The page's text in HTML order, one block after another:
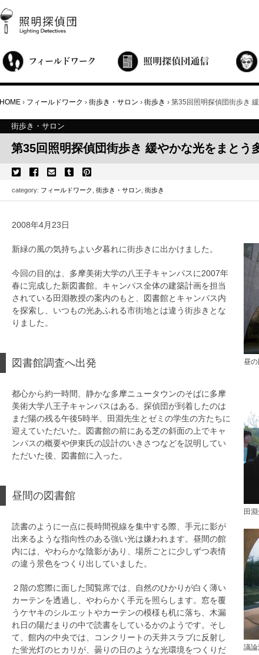
街歩き・サロン
世界都市照明調査
こどもワークショップ
ライトアップニンジャ
夜景ウォッチングツアー
100万人のキャンドルナイト
オンライン活動
アニュアルフォーラム
その他の活動 面出の
照明探
コーヒ
あかり
HOME › フィールドワーク › 街歩き・サロン › 街歩き › 第35回照明探偵団街歩き
街歩き・サロン
第35回照明探偵団街歩き 緩やかな光をまとう
category: フィールドワーク 街歩き・サロン 街歩き
2008年4月23日
昼
田
議論
新緑の風の気持ちよい夕暮れに街歩きに出かけました。
今回の目的は、多摩美術大学の八王子キャンパスに2007年
春に完成した新図書館。キャンパス全体の建築計画を担当
されている田淵教授の案内のもと、図書館とキャンパス内
を探索し、いつもの光あふれる市街地とは違う街歩きとな
りました。
図書館調査へ出発
都心から約一時間、静かな多摩ニュータウンのそばに多摩
美術大学八王子キャンパスはある。探偵団が到着したのは
まだ陽の残る午後5時半、田淵先生とゼミの学生の方たちに
迎えていただいた。図書館の前にある芝の斜面の上でキャ
ンパスの概要や伊東氏の設計のいきさつなどを説明してい
ただいた後、図書館に入った。
昼間の図書館
読書のように一点に長時間視線を集中する際、手元に影が
出来るような指向性のある強い光は嫌われます。昼間の館
内には、やわらかな陰影があり、場所ごとに少しずつ表情
の違う景色をつくり出していました。
２階の窓際に面した閲覧席では、自然のひかりが白く薄い
カーテンを透過し、やわらかく手元を照らします。窓を覆
うケヤキのシルエットやカーテンの模様も机に落ち、木漏
れ日の陽だまりの中で読書をしているかのようです。そし
て、館内の中央では、コンクリートの天井スラブに反射し
た蛍光灯のヒカリが、曇りの日のような光環境をつくりだ